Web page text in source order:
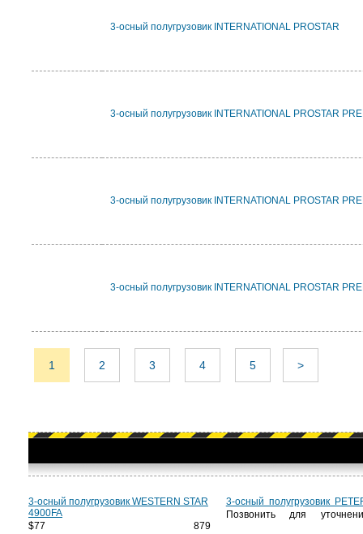
3-осный полугрузовик INTERNATIONAL PROSTAR
3-осный полугрузовик INTERNATIONAL PROSTAR
3-осный полугрузовик INTERNATIONAL PROSTAR
3-осный полугрузовик INTERNATIONAL PROSTAR
1 2 3 4 5 >
3-осный полугрузовик WESTERN STAR
4900FA
$77 879
3-осный полугрузовик
Позвонить для